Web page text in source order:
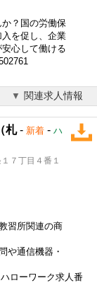
？国の労働保
を促し、企業
心して働ける
関連求人情報
札- 新着 - ハ
７丁目４番１
習所関連の商
や通信機器・
ローワーク求人番